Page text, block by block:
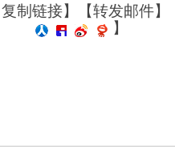
复制链接】【转发邮件】
】